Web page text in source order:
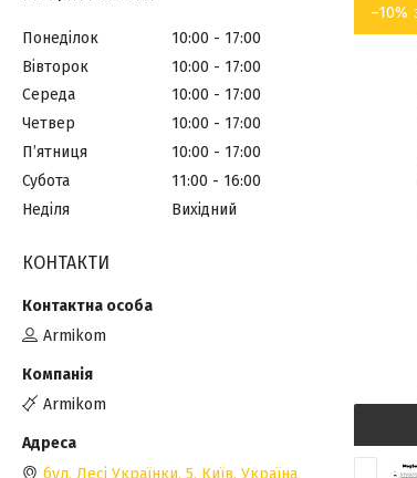
–10%
Понеділок 10:00
17:00
Вівторок
10:00
17:00
Середа
10:00
17:00
Четвер
10:00
17:00
Пʼятниця
10:00
17:00
Субота
11:00
16:00
Неділя
Вихідний
КОНТАКТИ
Armikom
Armikom
бул. Лесі Українки, 5, Київ, Україна